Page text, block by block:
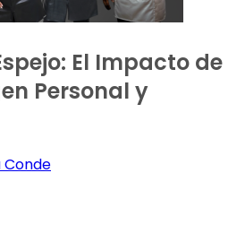
El Impacto de
Personal y
Conde